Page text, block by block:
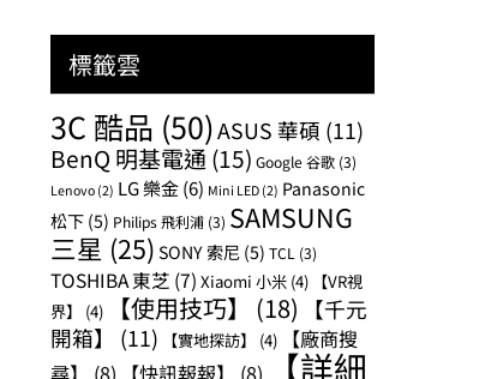
標籤雲
3C 酷品 (50)ASUS 華碩 (11)
BenQ 明基電通 (15) Google 谷歌 (3)
Lenovo (2) LG 樂金(6) Mini LED (2) Panasonic
松下 (5) Philips 飛利浦 (3) SAMSUNG
三星 (25) SONY 索尼 (5) TCL (3)
TOSHIBA 東芝 (7) Xiaomi 小米 (4) 【VR視
界】
(4) 【使用技巧】 (18)
【千元
開箱】
(11) 【實地探訪】 (4)
【廠商搜
尋】
(8) 【快訊報報】 (8) 【詳細